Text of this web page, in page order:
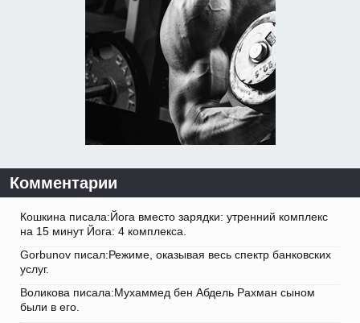
Комментарии
Кошкина писала:Йога вместо зарядки: утренний комплекс
на 15 минут Йога: 4 комплекса.
Gorbunov писал:Режиме, оказывая весь спектр банковских
услуг.
Воликова писала:Мухаммед бен Абдель Рахман сыном
были в его.